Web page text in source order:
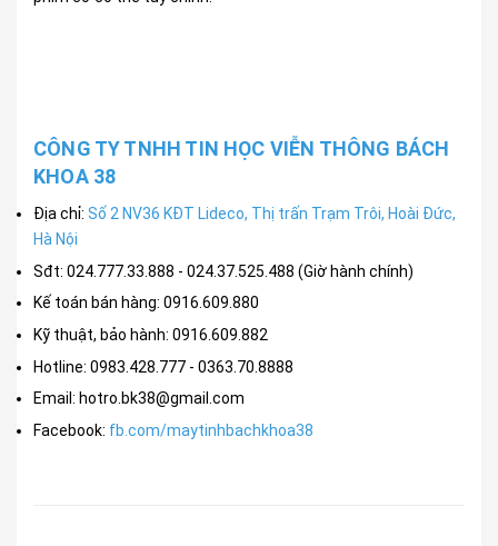
CÔNG TY TNHH TIN HỌC VIỄN THÔNG BÁCH
KHOA 38
Địa chỉ: Số 2 NV36 KĐT Lideco, Thị trấn Trạm Trôi, Hoài Đức,
Hà Nội
Sđt: 024.777.33.888 - 024.37.525.488 (Giờ hành chính)
Kế toán bán hàng: 0916.609.880
Kỹ thuật, bảo hành: 0916.609.882
Hotline: 0983.428.777 - 0363.70.8888
Email: hotro.bk38@gmail.com
Facebook: fb.com/maytinhbachkhoa38